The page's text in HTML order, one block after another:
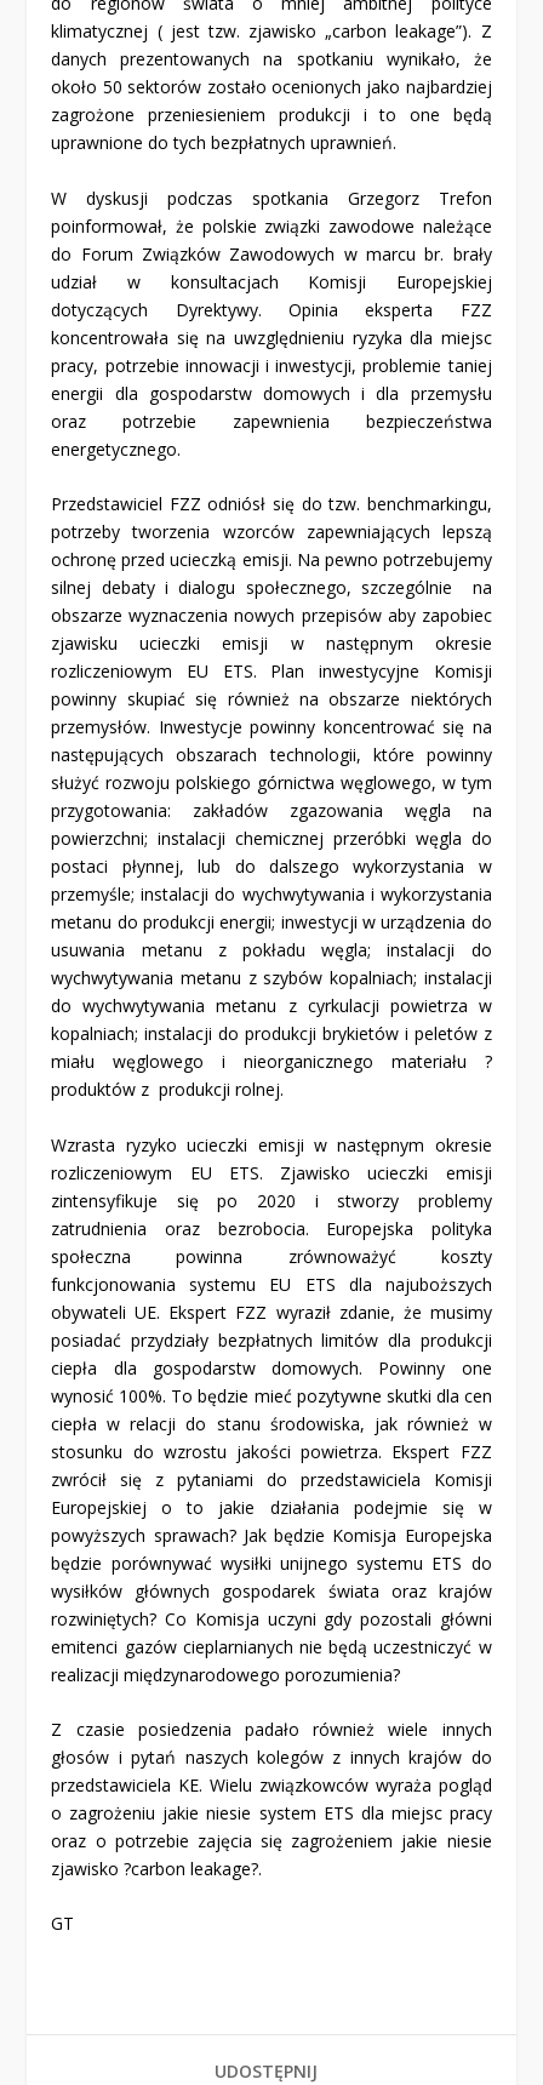
klimatycznej ( jest tzw. zjawisko „carbon leakage”). Z
danych prezentowanych na spotkaniu wynikało, że
około 50 sektorów zostało ocenionych jako najbardziej
zagrożone przeniesieniem produkcji i to one będą
uprawnione do tych bezpłatnych uprawnień.
W dyskusji podczas spotkania Grzegorz Trefon
poinformował, że polskie związki zawodowe należące
do Forum Związków Zawodowych w marcu br. brały
udział w konsultacjach Komisji Europejskiej
dotyczących Dyrektywy. Opinia eksperta FZZ
koncentrowała się na uwzględnieniu ryzyka dla miejsc
pracy, potrzebie innowacji i inwestycji, problemie taniej
energii dla gospodarstw domowych i dla przemysłu
oraz potrzebie zapewnienia bezpieczeństwa
energetycznego.
Przedstawiciel FZZ odniósł się do tzw. benchmarkingu,
potrzeby tworzenia wzorców zapewniających lepszą
ochronę przed ucieczką emisji. Na pewno potrzebujemy
silnej debaty i dialogu społecznego, szczególnie na
obszarze wyznaczenia nowych przepisów aby zapobiec
zjawisku ucieczki emisji w następnym okresie
rozliczeniowym EU ETS. Plan inwestycyjne Komisji
powinny skupiać się również na obszarze niektórych
przemysłów. Inwestycje powinny koncentrować się na
następujących obszarach technologii, które powinny
służyć rozwoju polskiego górnictwa węglowego, w tym
przygotowania: zakładów zgazowania węgla na
powierzchni; instalacji chemicznej przeróbki węgla do
postaci płynnej, lub do dalszego wykorzystania w
przemyśle; instalacji do wychwytywania i wykorzystania
metanu do produkcji energii; inwestycji w urządzenia do
usuwania metanu z pokładu węgla; instalacji do
wychwytywania metanu z szybów kopalniach; instalacji
do wychwytywania metanu z cyrkulacji powietrza w
kopalniach; instalacji do produkcji brykietów i peletów z
miału węglowego i nieorganicznego materiału ?
produktów z produkcji rolnej.
Wzrasta ryzyko ucieczki emisji w następnym okresie
rozliczeniowym EU ETS. Zjawisko ucieczki emisji
zintensyfikuje się po 2020 i stworzy problemy
zatrudnienia oraz bezrobocia. Europejska polityka
społeczna powinna zrównoważyć koszty
funkcjonowania systemu EU ETS dla najuboższych
obywateli UE. Ekspert FZZ wyraził zdanie, że musimy
posiadać przydziały bezpłatnych limitów dla produkcji
ciepła dla gospodarstw domowych. Powinny one
wynosić 100%. To będzie mieć pozytywne skutki dla cen
ciepła w relacji do stanu środowiska, jak również w
stosunku do wzrostu jakości powietrza. Ekspert FZZ
zwrócił się z pytaniami do przedstawiciela Komisji
Europejskiej o to jakie działania podejmie się w
powyższych sprawach? Jak będzie Komisja Europejska
będzie porównywać wysiłki unijnego systemu ETS do
wysiłków głównych gospodarek świata oraz krajów
rozwiniętych? Co Komisja uczyni gdy pozostali główni
emitenci gazów cieplarnianych nie będą uczestniczyć w
realizacji międzynarodowego porozumienia?
Z czasie posiedzenia padało również wiele innych
głosów i pytań naszych kolegów z innych krajów do
przedstawiciela KE. Wielu związkowców wyraża pogląd
o zagrożeniu jakie niesie system ETS dla miejsc pracy
oraz o potrzebie zajęcia się zagrożeniem jakie niesie
zjawisko ?carbon leakage?.
GT
UDOSTĘPNIJ